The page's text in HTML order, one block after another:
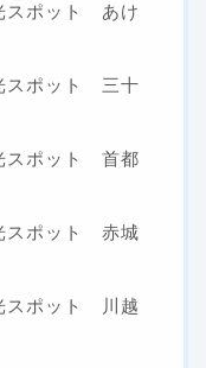
スポット あけ
スポット 三十
スポット 首都
スポット 赤城
スポット 川越